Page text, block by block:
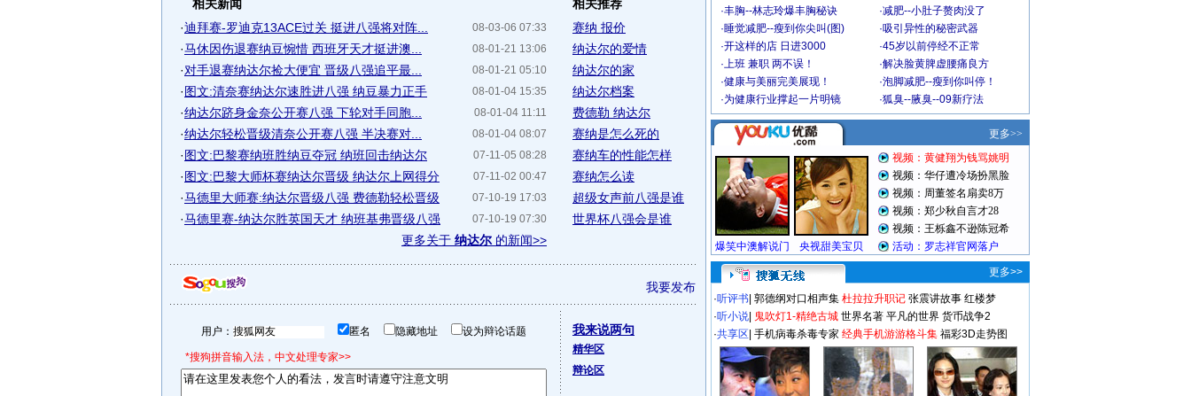
相关新闻
08-03-06 07:33
·迪拜赛-罗迪克13ACE过关 挺进八强将对阵...
08-01-21 13:06
·马休因伤退赛纳豆惋惜 西班牙天才挺进澳...
08-01-21 05:10
·对手退赛纳达尔捡大便宜 晋级八强追平最...
08-01-04 15:35
·图文:清奈赛纳达尔速胜进八强 纳豆暴力正手
08-01-04 11:11
·纳达尔跻身金奈公开赛八强 下轮对手同胞...
08-01-04 08:07
·纳达尔轻松晋级清奈公开赛八强 半决赛对...
07-11-05 08:28
·图文:巴黎赛纳班胜纳豆夺冠 纳班回击纳达尔
07-11-02 00:47
·图文:巴黎大师杯赛纳达尔晋级 纳达尔上网得分
07-10-19 17:03
·马德里大师赛:纳达尔晋级八强 费德勒轻松晋级
07-10-19 07:30
·马德里赛-纳达尔胜英国天才 纳班基弗晋级八强
更多关于 纳达尔 的新闻>>
相关推荐
赛纳 报价
纳达尔的爱情
纳达尔的家
纳达尔档案
费德勒 纳达尔
赛纳是怎么死的
赛纳车的性能怎样
赛纳怎么读
超级女声前八强是谁
世界杯八强会是谁
我要发布
用户： 匿名 隐藏地址 设为辩论话题
*搜狗拼音输入法，中文处理专家>>
我来说两句
精华区
辩论区
·丰胸--林志玲爆丰胸秘诀 ·减肥--小肚子赘肉没了
·睡觉减肥--瘦到你尖叫(图) ·吸引异性的秘密武器
·开这样的店 日进3000 ·45岁以前停经不正常
·上班 兼职 两不误！ ·解决脸黄脾虚腰痛良方
·健康与美丽完美展现！ ·泡脚减肥--瘦到你叫停！
·为健康行业撑起一片明镜 ·狐臭--腋臭--09新疗法
更多>>
·听评书 郭德纲对口相声集 杜拉拉升职记 张震讲故事 红楼梦
·听小说 鬼吹灯1-精绝古城 世界名著 平凡的世界 货币战争2
·共享区 手机病毒杀毒专家 经典手机游游格斗集 福彩3D走势图